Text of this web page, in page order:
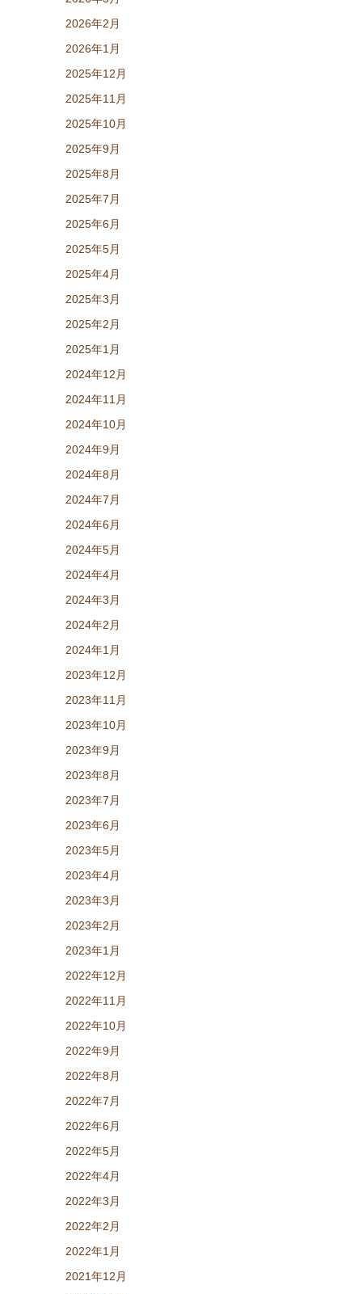
2026年2月
2026年1月
2025年12月
2025年11月
2025年10月
2025年9月
2025年8月
2025年7月
2025年6月
2025年5月
2025年4月
2025年3月
2025年2月
2025年1月
2024年12月
2024年11月
2024年10月
2024年9月
2024年8月
2024年7月
2024年6月
2024年5月
2024年4月
2024年3月
2024年2月
2024年1月
2023年12月
2023年11月
2023年10月
2023年9月
2023年8月
2023年7月
2023年6月
2023年5月
2023年4月
2023年3月
2023年2月
2023年1月
2022年12月
2022年11月
2022年10月
2022年9月
2022年8月
2022年7月
2022年6月
2022年5月
2022年4月
2022年3月
2022年2月
2022年1月
2021年12月